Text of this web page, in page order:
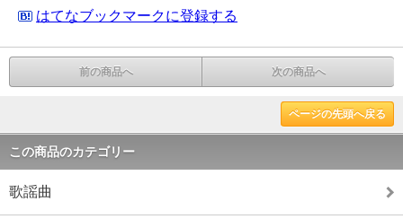
はてなブックマークに登録する
前の商品へ 次の商品へ
ページの先頭へ戻る
この商品のカテゴリー
歌謡曲